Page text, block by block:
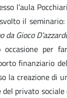
l’aula
il seminario:
da Gioco
per
finanziario
la creazione di
privato